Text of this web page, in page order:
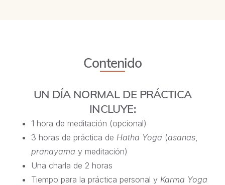
Contenido
UN DÍA NORMAL DE PRÁCTICA
INCLUYE:
1 hora de meditación (opcional)
3 horas de práctica de Hatha Yoga (asanas
pranayama y meditación)
Una charla de 2 horas
Tiempo para la práctica personal y Karma Yoga